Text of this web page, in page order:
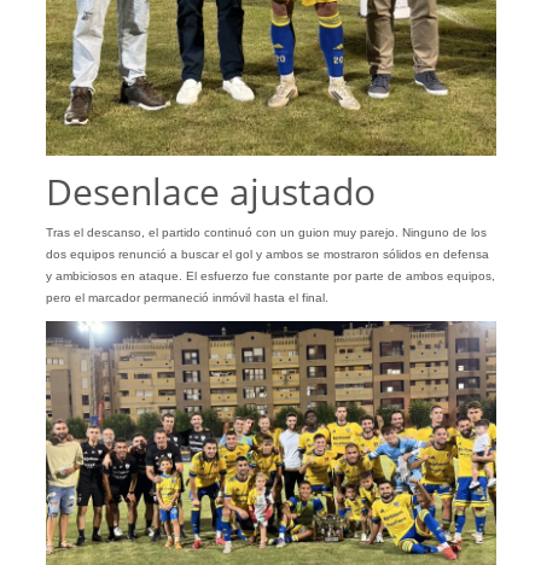
Desenlace ajustado
Tras el descanso, el partido continuó con un guion muy parejo. Ninguno de los
dos equipos renunció a buscar el gol y ambos se mostraron sólidos en defensa
y ambiciosos en ataque. El esfuerzo fue constante por parte de ambos equipos,
pero el marcador permaneció inmóvil hasta el final.